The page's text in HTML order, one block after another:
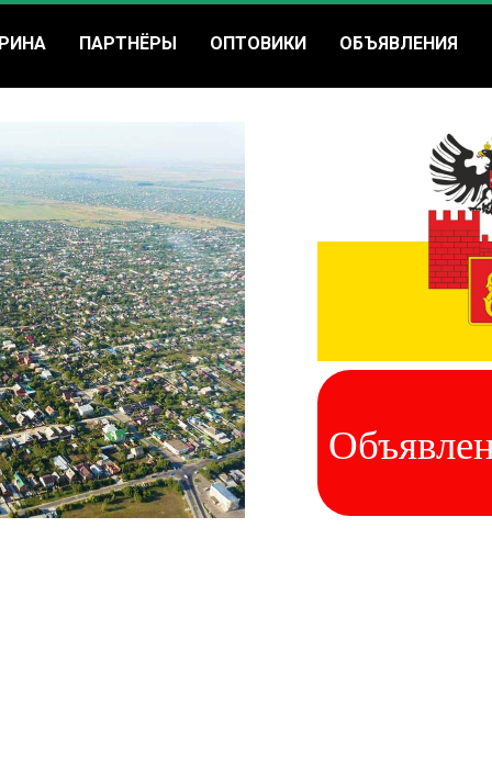
ПАРТНЁРЫ ОПТОВИКИ ОБЪЯВЛЕНИЯ